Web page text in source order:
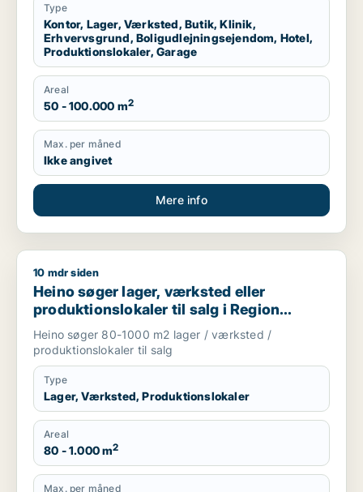
Type
Kontor, Lager, Værksted, Butik, Klinik,
Erhvervsgrund, Boligudlejningsejendom, Hotel,
Produktionslokaler, Garage
Areal
50 - 100.000 m2
Max. per måned
Ikke angivet
Mere info
Heino søger lager, værksted eller produktionslokaler til salg
10 mdr siden
Heino søger lager, værksted eller
produktionslokaler til salg i Region
Sjælland
Heino søger 80-1000 m2 lager / værksted /
produktionslokaler til salg
Type
Lager, Værksted, Produktionslokaler
Areal
80 - 1.000 m2
Max. per måned